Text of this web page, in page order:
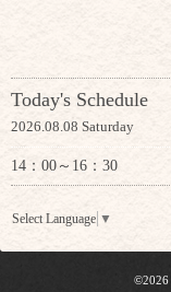
Today's Schedule
2026.08.08 Saturday
14：00～16：30
Select Language ▼
©2026